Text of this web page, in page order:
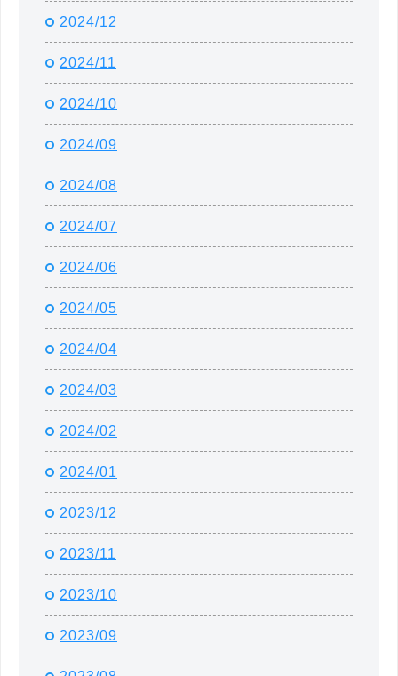
2024/12
2024/11
2024/10
2024/09
2024/08
2024/07
2024/06
2024/05
2024/04
2024/03
2024/02
2024/01
2023/12
2023/11
2023/10
2023/09